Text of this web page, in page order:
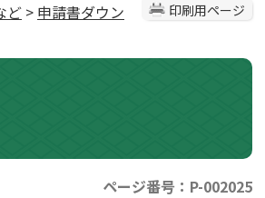
印刷用ページ
ど > 申請書ダウン
ページ番号：P-002025